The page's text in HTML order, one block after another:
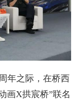
年之际，在桥西
画X拱宸桥”联名